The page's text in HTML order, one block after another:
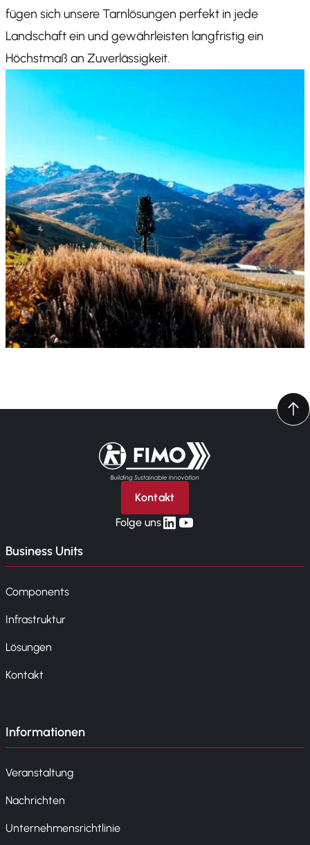
fügen sich unsere Tarnlösungen perfekt in jede
Landschaft ein und gewährleisten langfristig ein
Höchstmaß an Zuverlässigkeit.
Zurück zur Startseite
Kontakt
Folge unslinkedin
yt
Business Units
Components
Infrastruktur
Lösungen
Kontakt
Informationen
Veranstaltung
Nachrichten
Unternehmensrichtlinie